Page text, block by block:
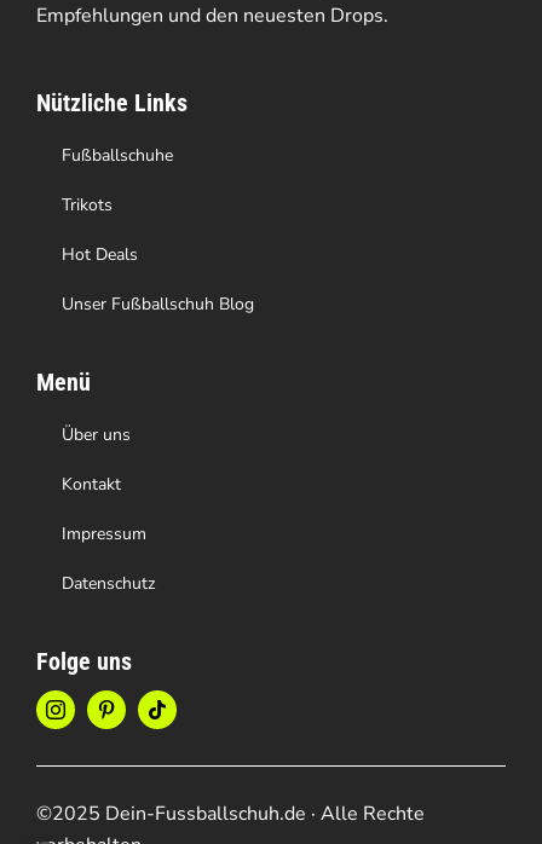
können
der
Produktseite
gewählt
werden
Empfehlungen und den neuesten Drops.
Nützliche Links
Fußballschuhe
Trikots
Hot Deals
Unser Fußballschuh Blog
Menü
Über uns
Kontakt
Impressum
Datenschutz
Folge uns
©2025 Dein-Fussballschuh.de · Alle Rechte